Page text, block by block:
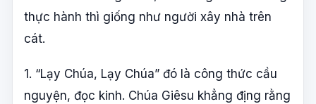
thực hành thì giống như người xây nhà trên
cát.
1. “Lạy Chúa, Lạy Chúa” đó là công thức cầu
nguyện, đọc kinh. Chúa Giêsu khẳng địng rằng